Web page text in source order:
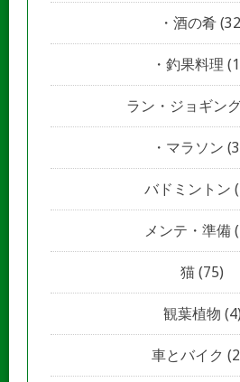
酒の肴
釣果料理
ラン・ジョギン
マラソン
バドミントン
メンテ・準備
猫 (75)
観葉植物 (4)
車とバイク